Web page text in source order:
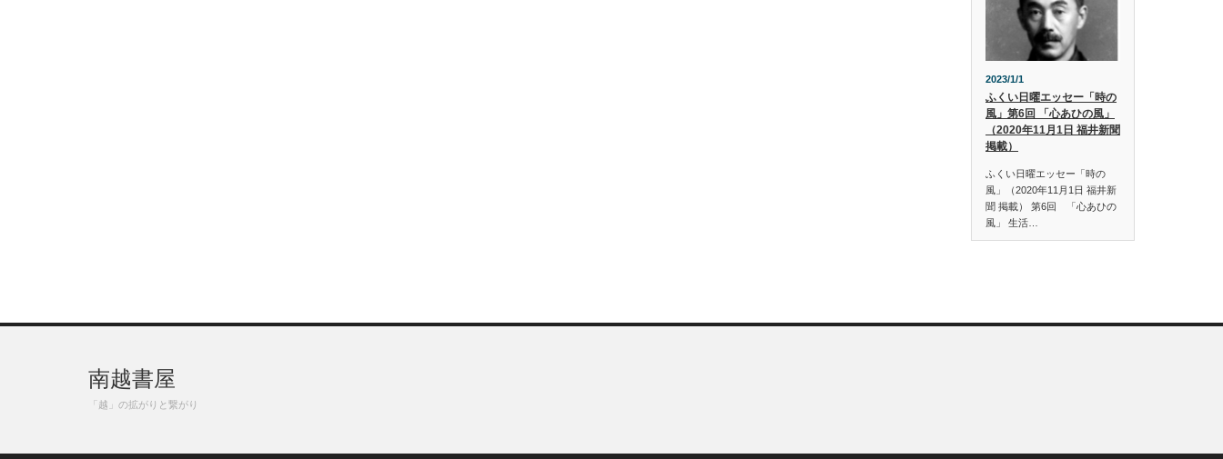
2023/1/1
ふくい日曜エッセー「時の
風」第6回 「心あひの風」
（2020年11月1日 福井新聞
掲載）
ふくい日曜エッセー「時の
風」（2020年11月1日 福井新
聞 掲載） 第6回 「心あひの
風」 生活…
南越書屋
「越」の拡がりと繋がり